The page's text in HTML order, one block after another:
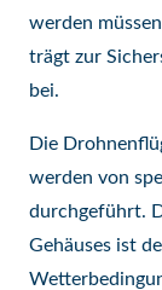
werden
trägt zur
bei.
Die
werden von
durchgeführt.
Gehäuses ist